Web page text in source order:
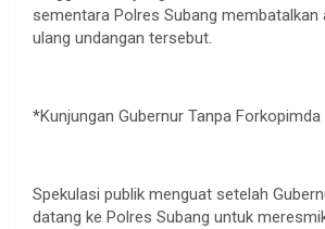
sementara Polres Subang membatalkan
ulang undangan tersebut.
*Kunjungan Gubernur Tanpa
Spekulasi publik menguat setelah
datang ke Polres Subang untuk